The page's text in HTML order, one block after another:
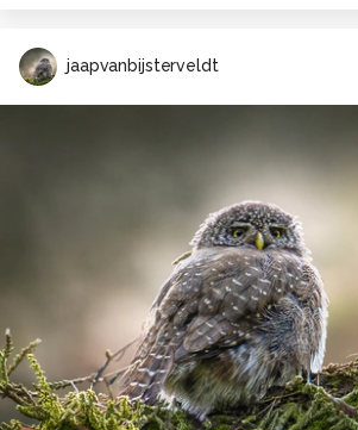
jaapvanbijsterveldt